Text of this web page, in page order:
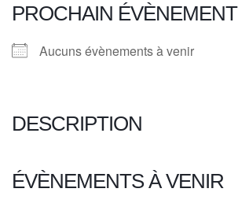
PROCHAIN ÉVÈNEMENT
Aucuns évènements à venir
DESCRIPTION
ÉVÈNEMENTS À VENIR